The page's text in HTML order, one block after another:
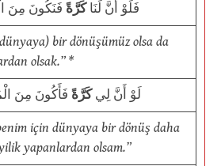
فَلَوْ أَنَّ لَنَاكَرَّةًفَنَكُونَ مِنَ
bir dönüşümüz olsa da
olsak.” *
لَوْ أَنَّ لِيكَرَّةًفَأَكُونَ مِنَ
için dünyaya bir dönüş daha
yapanlardan olsam.”